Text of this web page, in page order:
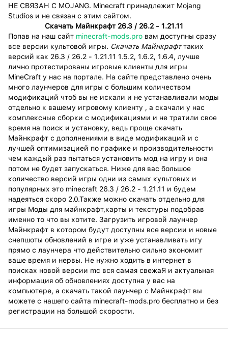
НЕ СВЯЗАН С MOJANG. Minecraft принадлежит Mojang
Studios и не связан с этим сайтом.
Cкачать Майнкрафт 26.3 / 26.2 - 1.21.11
Попав на наш сайт minecraft-mods.pro вам доступны сразу
все версии культовой игры. Скачать Майнкрафттаких
версий как 26.3 / 26.2 - 1.21.11 1.5.2, 1.6.2, 1.6.4, лучше
лично протестированы игровые клиенты для игры
MineCraft у нас на портале. На сайте представлено очень
много лаунчеров для игры с большим количеством
модификаций чтоб вы не искали и не устанавливали моды
отдельно к вашему игровому клиенту , а скачали у нас
комплексные сборки с модификациями и не тратили свое
время на поиск и установку, ведь проще скачать
Майнкрафт с дополнениями в виде модификаций и с
лучшей оптимизацией по графике и производительности
чем каждый раз пытаться установить мод на игру и она
потом не будет запускаться. Ниже для вас большое
количество версий игры одни из самых культовых и
популярных это minecraft 26.3 / 26.2 - 1.21.11 и будем
надеяться скоро 2.0.Также можно скачать отдельно для
игры Моды для майнкрафт,карты и текстуры подобрав
именно то что вы хотите. Загрузить игровой лаунчер
Майнкрафт в котором будут доступны все версии и новые
снепшоты обновлений в игре и уже устанавливать игу
прямо с лаунчера что действительно сильно экономит
ваше время и нервы. Не нужно ходить в интернет в
поисках новой версии mc вся самая свежаЯ и актуальная
информация об обновлениях доступна у вас на
компьютере, а скачать такой лаунчер с Майнкрафт вы
можете с нашего сайта minecraft-mods.pro бесплатно и без
регистрации на большой скорости.